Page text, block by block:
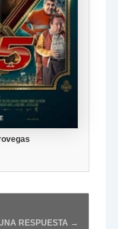
RESPUESTA →